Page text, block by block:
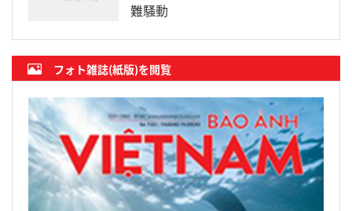
難騒動
フォト雑誌(紙版)を閲覧